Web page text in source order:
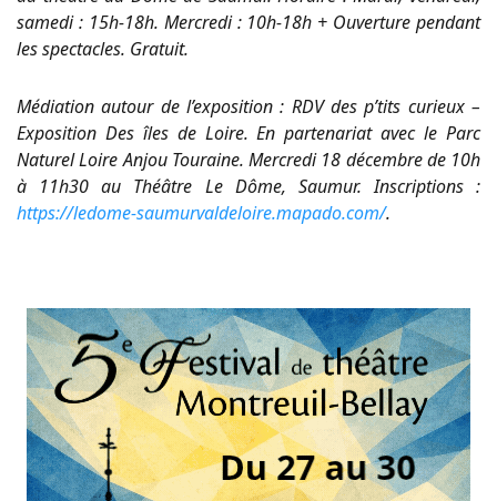
samedi : 15h-18h. Mercredi : 10h-18h + Ouverture pendant
les spectacles. Gratuit.
Médiation autour de l’exposition : RDV des p’tits curieux –
Exposition Des îles de Loire. En partenariat avec le Parc
Naturel Loire Anjou Touraine. Mercredi 18 décembre de 10h
à 11h30 au Théâtre Le Dôme, Saumur. Inscriptions :
https://ledome-saumurvaldeloire.mapado.com/.